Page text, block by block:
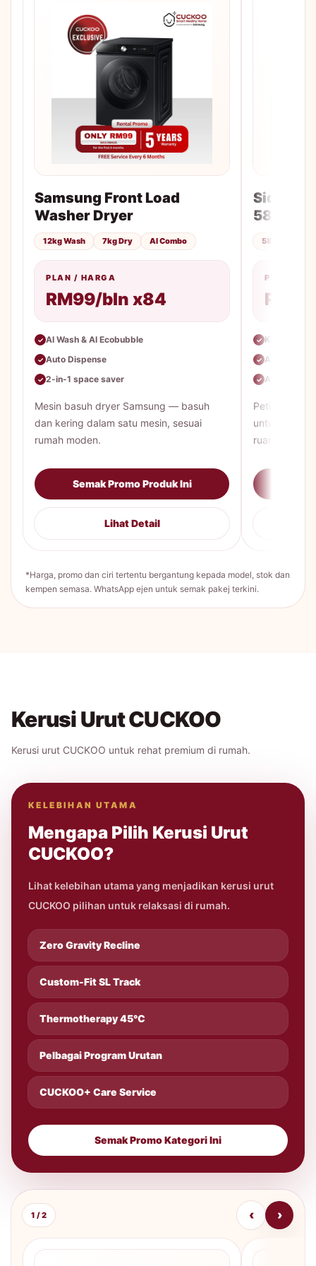
Samsung Front Load
Washer Dryer
12kg Wash 7kg Dry AI Combo
PLAN / HARGA
RM99/bln x84
✓ AI Wash & AI Ecobubble
✓ Auto Dispense
✓ 2-in-1 space saver
Mesin basuh dryer Samsung — basuh
dan kering dalam satu mesin, sesuai
rumah moden.
Semak Promo Produk Ini
Lihat Detail
Side-
583L
583L
PLAN /
✓ Kapasiti
✓ AI Energy
✓ All-Around
Peti sejuk
untuk
ruang lebih
*Harga, promo dan ciri tertentu bergantung kepada model, stok dan
kempen semasa. WhatsApp ejen untuk semak pakej terkini.
Kerusi Urut CUCKOO
Kerusi urut CUCKOO untuk rehat premium di rumah.
KELEBIHAN UTAMA
Mengapa Pilih Kerusi Urut
CUCKOO?
Lihat kelebihan utama yang menjadikan kerusi urut
CUCKOO pilihan untuk relaksasi di rumah.
Zero Gravity Recline
Custom-Fit SL Track
Thermotherapy 45°C
Pelbagai Program Urutan
CUCKOO+ Care Service
Semak Promo Kategori Ini
1 / 2 ‹ ›